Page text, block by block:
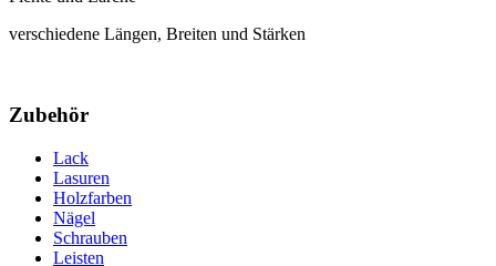
verschiedene Längen, Breiten und Stärken
Zubehör
Lack
Lasuren
Holzfarben
Nägel
Schrauben
Leisten